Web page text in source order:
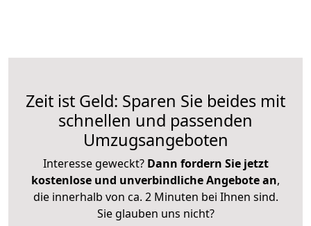
Zeit ist Geld: Sparen Sie beides mit
schnellen und passenden
Umzugsangeboten
Interesse geweckt? Dann fordern Sie jetzt
kostenlose und unverbindliche Angebote an,
die innerhalb von ca. 2 Minuten bei Ihnen sind.
Sie glauben uns nicht?